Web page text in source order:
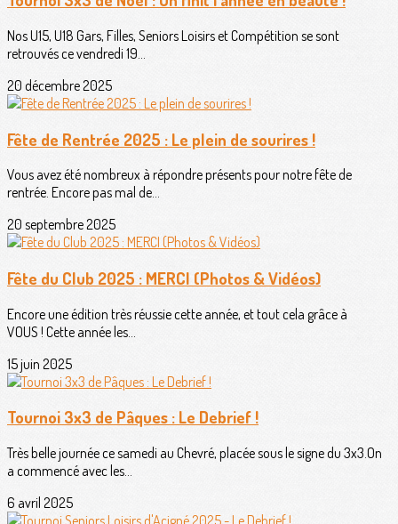
Nos U15, U18 Gars, Filles, Seniors Loisirs et Compétition se sont
retrouvés ce vendredi 19...
20 décembre 2025
Fête de Rentrée 2025 : Le plein de sourires !
Vous avez été nombreux à répondre présents pour notre fête de
rentrée. Encore pas mal de...
20 septembre 2025
Fête du Club 2025 : MERCI (Photos & Vidéos)
Encore une édition très réussie cette année, et tout cela grâce à
VOUS ! Cette année les...
15 juin 2025
Tournoi 3x3 de Pâques : Le Debrief !
Très belle journée ce samedi au Chevré, placée sous le signe du 3x3.On
a commencé avec les...
6 avril 2025